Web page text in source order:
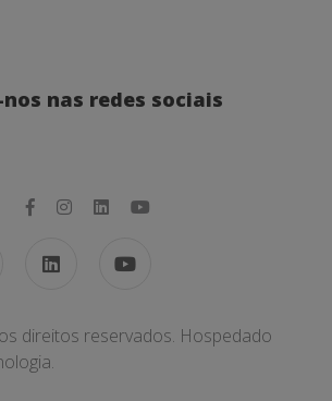
nos nas redes sociais
direitos reservados. Hospedado